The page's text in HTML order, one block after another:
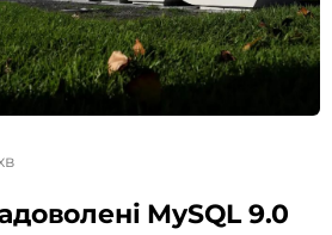
MySQL 9.0